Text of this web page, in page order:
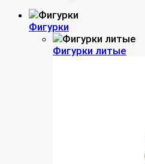
Фигурки
Фигурки литые